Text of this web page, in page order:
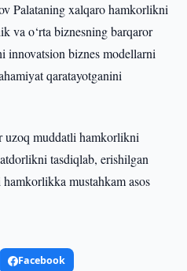
Palataning xalqaro hamkorlikni
va o‘rta biznesning barqaror
innovatsion biznes modellarni
qaratayotganini
uzoq muddatli hamkorlikni
tasdiqlab, erishilgan
mustahkam asos
Facebook